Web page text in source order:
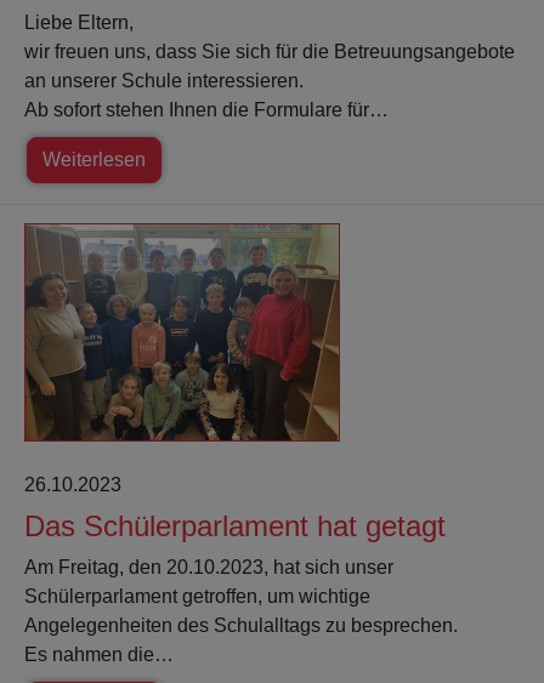
Liebe Eltern,
wir freuen uns, dass Sie sich für die Betreuungsangebote
an unserer Schule interessieren.
Ab sofort stehen Ihnen die Formulare für…
Weiterlesen
26.10.2023
Das Schülerparlament hat getagt
Am Freitag, den 20.10.2023, hat sich unser
Schülerparlament getroffen, um wichtige
Angelegenheiten des Schulalltags zu besprechen.
Es nahmen die…